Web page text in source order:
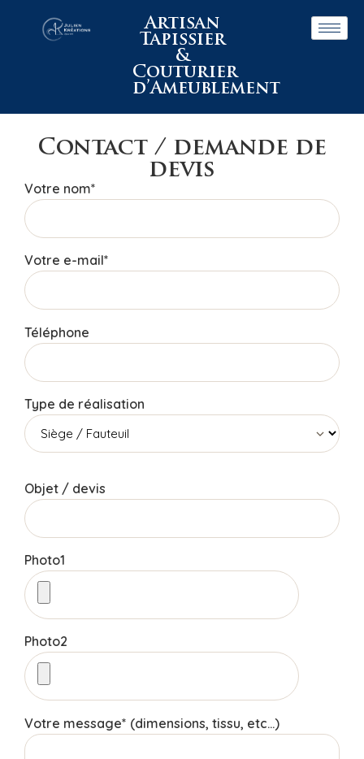
Artisan
Tapissier
&
Couturier
d’Ameublement
Contact / demande de
devis
Votre nom*
Votre e-mail*
Téléphone
Type de réalisation
Objet / devis
Photo1
Photo2
Votre message* (dimensions, tissu, etc...)